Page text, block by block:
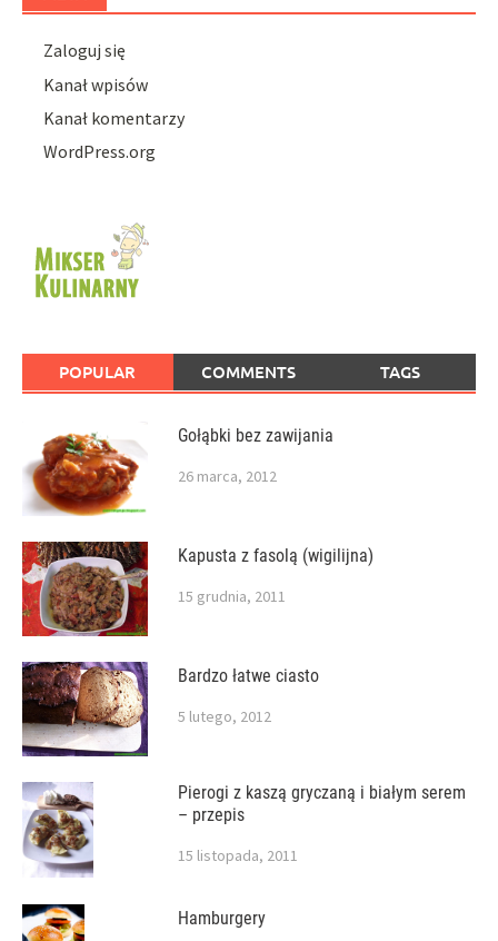
Zaloguj się
Kanał wpisów
Kanał komentarzy
WordPress.org
POPULAR COMMENTS TAGS
Gołąbki bez zawijania
26 marca, 2012
Kapusta z fasolą (wigilijna)
15 grudnia, 2011
Bardzo łatwe ciasto
5 lutego, 2012
Pierogi z kaszą gryczaną i białym serem
– przepis
15 listopada, 2011
Hamburgery